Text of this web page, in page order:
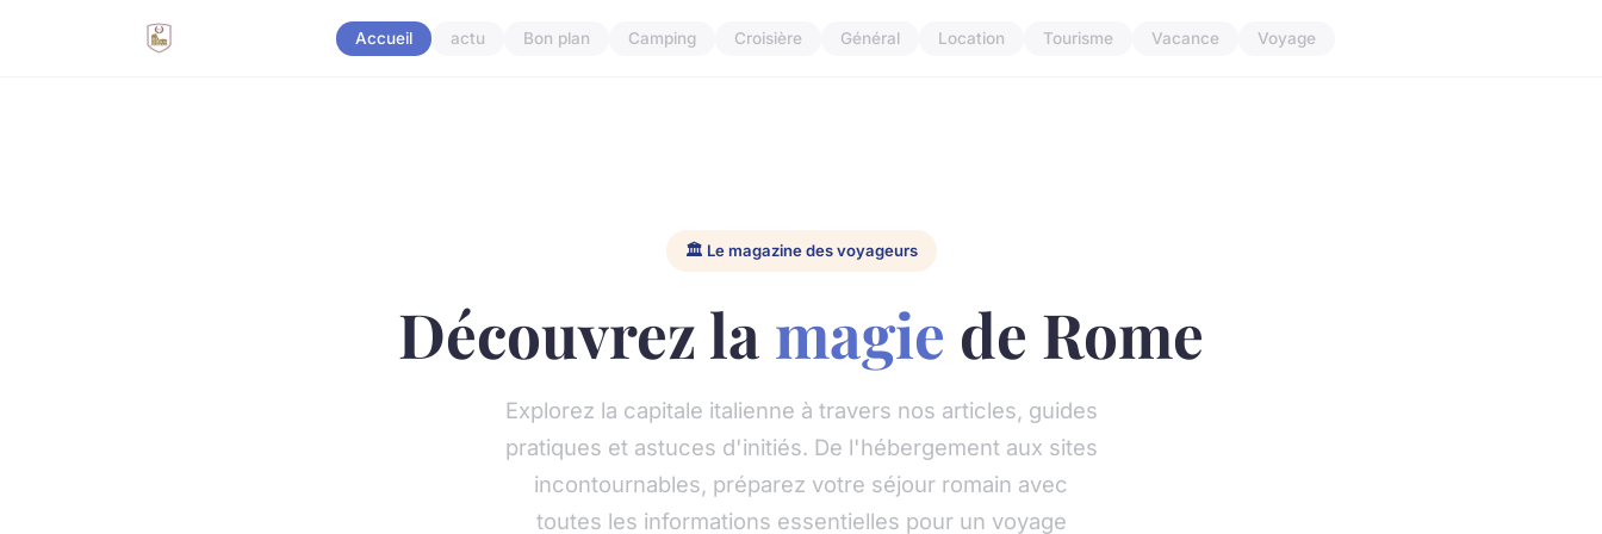
Accueil actu Bon plan Camping Croisière Général Location Tourisme Vacance Voyage
🏛️ Le magazine des voyageurs
Découvrez la magie de Rome
Explorez la capitale italienne à travers nos articles, guides
pratiques et astuces d'initiés. De l'hébergement aux sites
incontournables, préparez votre séjour romain avec
toutes les informations essentielles pour un voyage